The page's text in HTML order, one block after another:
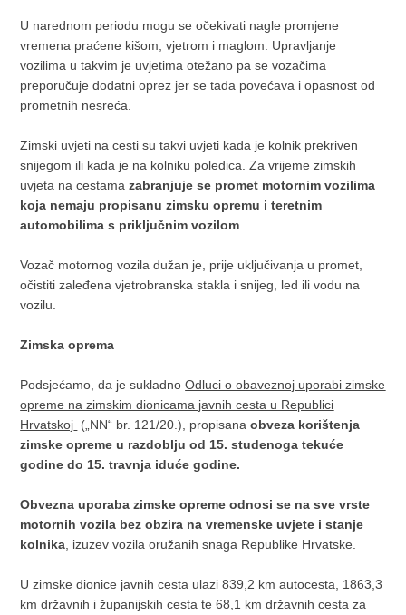
U narednom periodu mogu se očekivati nagle promjene
vremena praćene kišom, vjetrom i maglom. Upravljanje
vozilima u takvim je uvjetima otežano pa se vozačima
preporučuje dodatni oprez jer se tada povećava i opasnost od
prometnih nesreća.
Zimski uvjeti na cesti su takvi uvjeti kada je kolnik prekriven
snijegom ili kada je na kolniku poledica. Za vrijeme zimskih
uvjeta na cestamazabranjuje se promet motornim vozilima
koja nemaju propisanu zimsku opremu i teretnim
automobilima s priključnim vozilom
Vozač motornog vozila dužan je, prije uključivanja u promet,
očistiti zaleđena vjetrobranska stakla i snijeg, led ili vodu na
vozilu.
Zimska oprema
Podsjećamo, da je sukladnoOdluci o obaveznoj uporabi zimske
opreme na zimskim dionicama javnih cesta u Republici
Hrvatskoj („NN“ br. 121/20.), propisanaobveza korištenja
zimske opreme u razdoblju od 15. studenoga tekuće
godine do 15. travnja iduće godine.
Obvezna uporaba zimske opreme odnosi se na sve vrste
motornih vozila bez obzira na vremenske uvjete i stanje
kolnika , izuzev vozila oružanih snaga Republike Hrvatske.
U zimske dionice javnih cesta ulazi 839,2 km autocesta, 1863,3
km državnih i županijskih cesta te 68,1 km državnih cesta za